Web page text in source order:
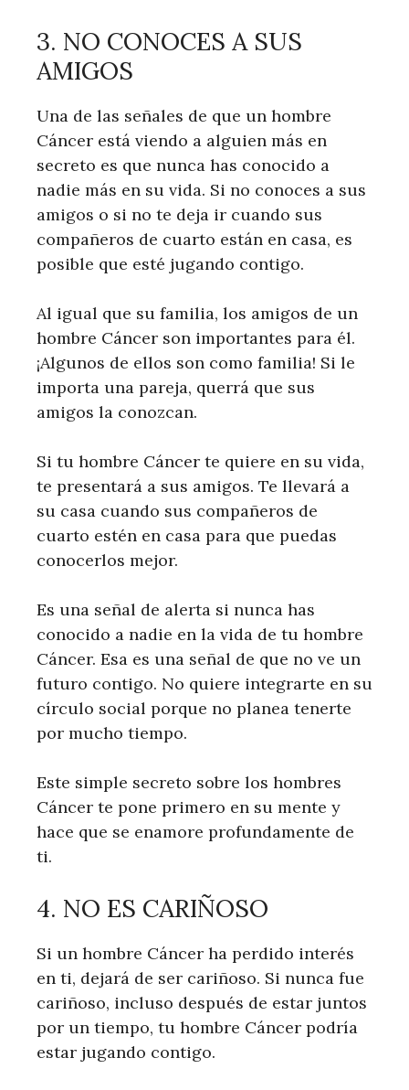
3. NO CONOCES A SUS
AMIGOS
Una de las señales de que un hombre
Cáncer está viendo a alguien más en
secreto es que nunca has conocido a
nadie más en su vida. Si no conoces a sus
amigos o si no te deja ir cuando sus
compañeros de cuarto están en casa, es
posible que esté jugando contigo.
Al igual que su familia, los amigos de un
hombre Cáncer son importantes para él.
¡Algunos de ellos son como familia! Si le
importa una pareja, querrá que sus
amigos la conozcan.
Si tu hombre Cáncer te quiere en su vida,
te presentará a sus amigos. Te llevará a
su casa cuando sus compañeros de
cuarto estén en casa para que puedas
conocerlos mejor.
Es una señal de alerta si nunca has
conocido a nadie en la vida de tu hombre
Cáncer. Esa es una señal de que no ve un
futuro contigo. No quiere integrarte en su
círculo social porque no planea tenerte
por mucho tiempo.
Este simple secreto sobre los hombres
Cáncer te pone primero en su mente y
hace que se enamore profundamente de
ti.
4. NO ES CARIÑOSO
Si un hombre Cáncer ha perdido interés
en ti, dejará de ser cariñoso. Si nunca fue
cariñoso, incluso después de estar juntos
por un tiempo, tu hombre Cáncer podría
estar jugando contigo.